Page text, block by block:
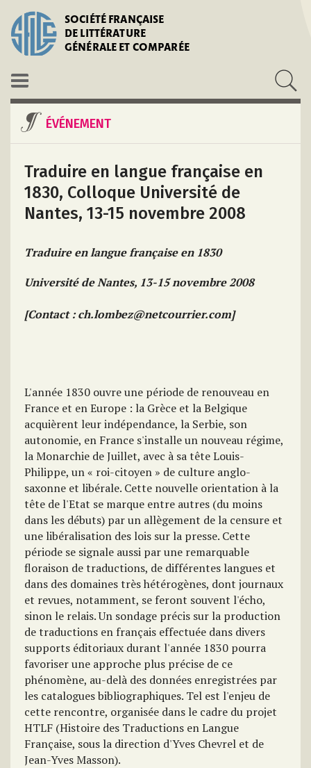
SOCIÉTÉ FRANÇAISE
DE LITTÉRATURE
GÉNÉRALE ET COMPARÉE
ÉVÉNEMENT
Traduire en langue française en
1830, Colloque Université de
Nantes, 13-15 novembre 2008
Traduire en langue française en 1830
Université de Nantes, 13-15 novembre 2008
[Contact : ch.lombez@netcourrier.com]
L'année 1830 ouvre une période de renouveau en
France et en Europe : la Grèce et la Belgique
acquièrent leur indépendance, la Serbie, son
autonomie, en France s'installe un nouveau régime,
la Monarchie de Juillet, avec à sa tête Louis-
Philippe, un « roi-citoyen » de culture anglo-
saxonne et libérale. Cette nouvelle orientation à la
tête de l'Etat se marque entre autres (du moins
dans les débuts) par un allègement de la censure et
une libéralisation des lois sur la presse. Cette
période se signale aussi par une remarquable
floraison de traductions, de différentes langues et
dans des domaines très hétérogènes, dont journaux
et revues, notamment, se feront souvent l'écho,
sinon le relais. Un sondage précis sur la production
de traductions en français effectuée dans divers
supports éditoriaux durant l'année 1830 pourra
favoriser une approche plus précise de ce
phénomène, au-delà des données enregistrées par
les catalogues bibliographiques. Tel est l'enjeu de
cette rencontre, organisée dans le cadre du projet
HTLF (Histoire des Traductions en Langue
Française, sous la direction d'Yves Chevrel et de
Jean-Yves Masson).